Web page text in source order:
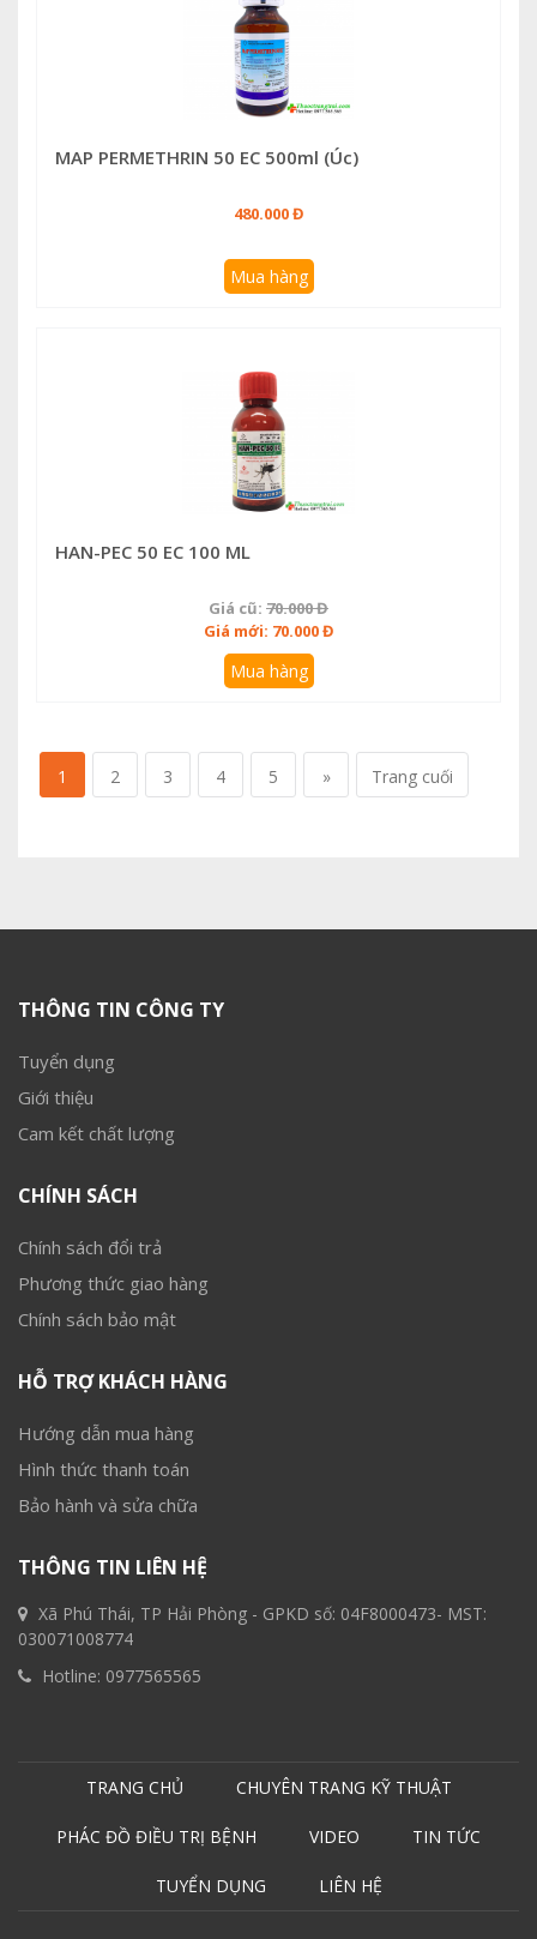
MAP PERMETHRIN 50 EC 500ml (Úc)
480.000 Đ
Mua hàng
HAN-PEC 50 EC 100 ML
Giá cũ: 70.000 Đ
Giá mới: 70.000 Đ
Mua hàng
1 2 3 4 5 » Trang cuối
THÔNG TIN CÔNG TY
Tuyển dụng
Giới thiệu
Cam kết chất lượng
CHÍNH SÁCH
Chính sách đổi trả
Phương thức giao hàng
Chính sách bảo mật
HỖ TRỢ KHÁCH HÀNG
Hướng dẫn mua hàng
Hình thức thanh toán
Bảo hành và sửa chữa
THÔNG TIN LIÊN HỆ
Xã Phú Thái, TP Hải Phòng - GPKD số: 04F8000473- MST:
030071008774
Hotline: 0977565565
TRANG CHỦ CHUYÊN TRANG KỸ THUẬT
PHÁC ĐỒ ĐIỀU TRỊ BỆNH VIDEO TIN TỨC
TUYỂN DỤNG LIÊN HỆ